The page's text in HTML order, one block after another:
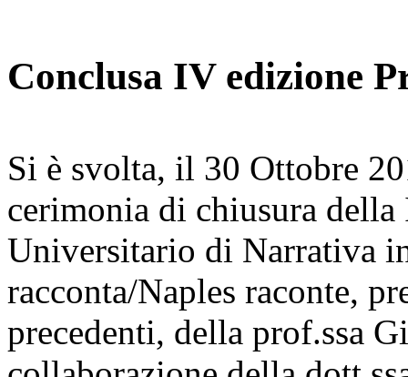
Conclusa IV edizione
Si è svolta, il 30 Ottobre
cerimonia di chiusura
Universitario di Narrativa
racconta/Naples raconte,
precedenti, della prof.ssa